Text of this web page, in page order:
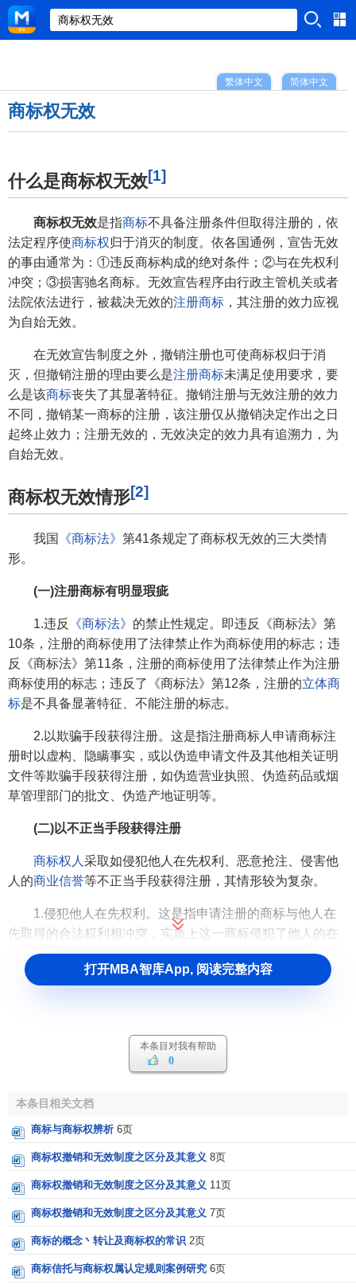
简体中文
繁体中文
商标权无效
什么是商标权无效[1]
商标权无效是指商标不具备注册条件但取得注册的，依
法定程序使商标权归于消灭的制度。依各国通例，宣告无效
的事由通常为：①违反商标构成的绝对条件；②与在先权利
冲突；③损害驰名商标。无效宣告程序由行政主管机关或者
法院依法进行，被裁决无效的注册商标 ，其注册的效力应视
为自始无效。
在无效宣告制度之外，撤销注册也可使商标权归于消
灭，但撤销注册的理由要么是注册商标未满足使用要求，要
么是该商标丧失了其显著特征。撤销注册与无效注册的效力
不同，撤销某一商标的注册，该注册仅从撤销决定作出之日
起终止效力；注册无效的，无效决定的效力具有追溯力，为
自始无效。
商标权无效情形[2]
我国 《商标法》 第41条规定了商标权无效的三大类情
形。
(一)注册商标有明显瑕疵
1.违反 《商标法》 的禁止性规定。即违反《商标法》第
10条，注册的商标使用了法律禁止作为商标使用的标志；违
反《商标法》第11条，注册的商标使用了法律禁止作为注册
商标使用的标志；违反了《商标法》第12条，注册的立体商
标是不具备显著特征、不能注册的标志。
2.以欺骗手段获得注册。这是指注册商标人申请商标注
册时以虚构、隐瞒事实，或以伪造申请文件及其他相关证明
文件等欺骗手段获得注册，如伪造营业执照、伪造药品或烟
草管理部门的批文、伪造产地证明等。
(二)以不正当手段获得注册
商标权人 采取如侵犯他人在先权利、恶意抢注、侵害他
人的商业信誉等不正当手段获得注册，其情形较为复杂。
1.侵犯他人在先权利。这是指申请注册的商标与他人在
先取得的合法权利相冲突，实质上这一商标侵犯了他人的在
先权利，如著作权、外观设计专利权、肖像权、姓名权、
号权
民事权利。这类商标权无效的原因在于，申请人将他
2.恶意注册。这是指注册商标人申请注册时违反了诚信
原则，恶意将他人有影响的商标、驰名的商标等申请注册。
(2)就相同或者类似商品 申请注册的商标是复制、摹仿或
者翻译他人未在中国商注册的
摹仿或者翻译他人已：经在中国注册的
众，致使该驰名商标注册人的利益可能受到损律害的；
(4)未经授权，代理人或者代表人以自己的名义将被代理
打开MBA智库App, 阅读完整内容
本条目对我有帮助
0
本条目相关文档
商标与商标权辨析 6页
商标权撤销和无效制度之区分及其意义 8页
商标权撤销和无效制度之区分及其意义 11页
商标权撤销和无效制度之区分及其意义 7页
商标的概念丶转让及商标权的常识 2页
商标信托与商标权属认定规则案例研究 6页